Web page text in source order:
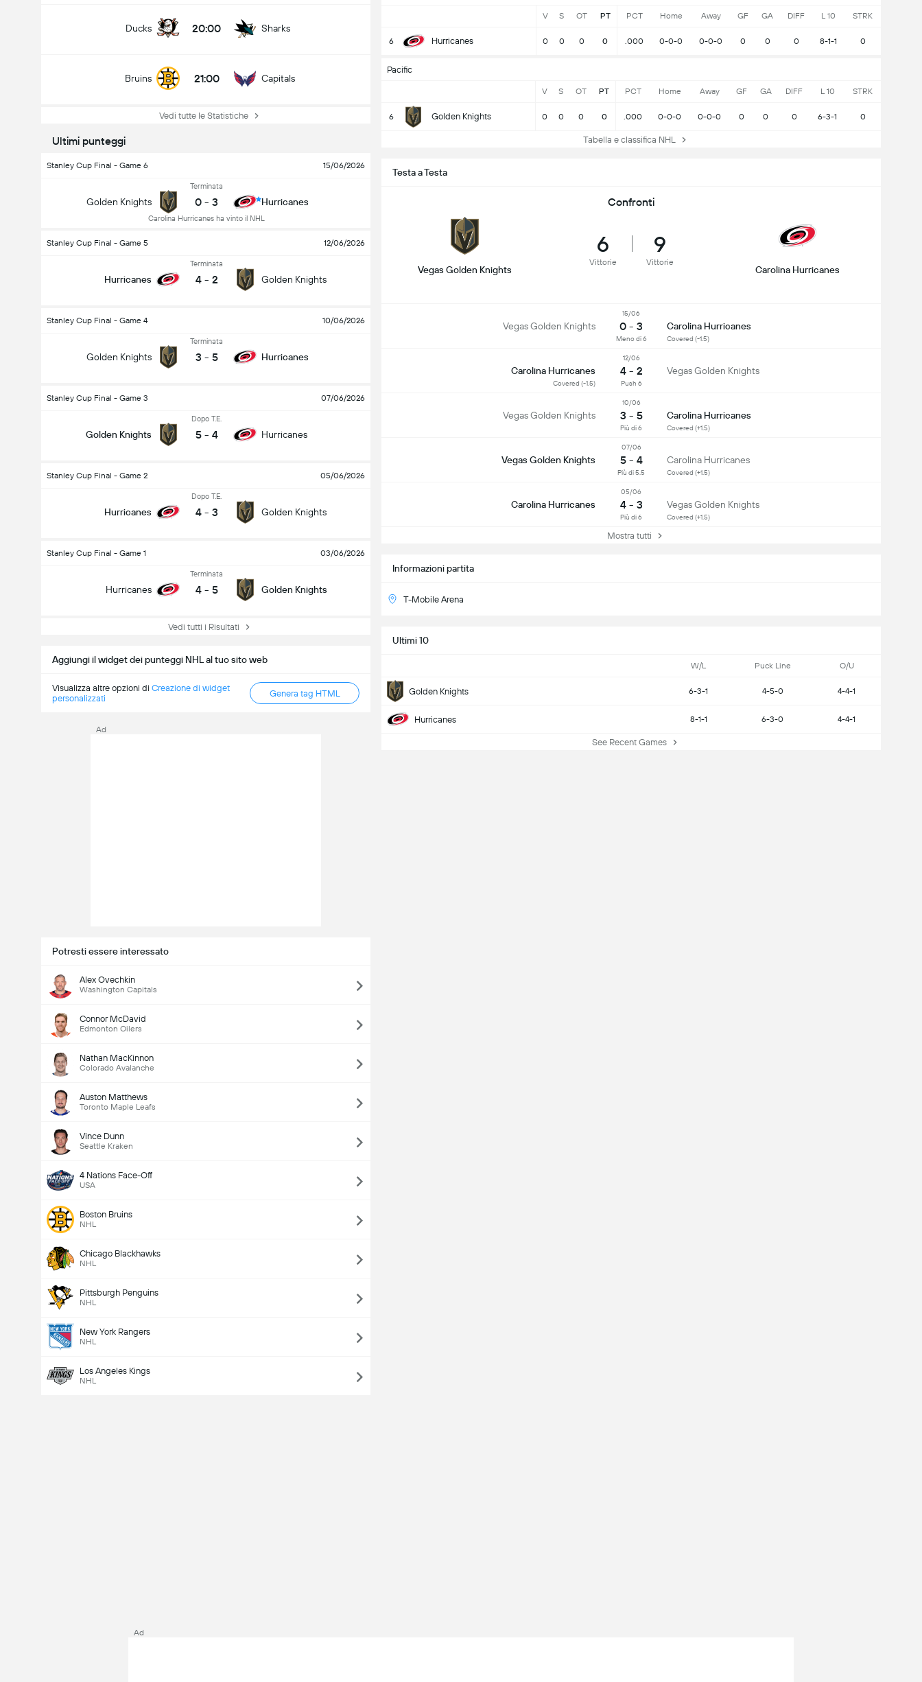
Ducks 20:00 Sharks
Bruins 21:00 Capitals
Vedi tutte le Statistiche
Ultimi punteggi
Stanley Cup Final - Game 6 15/06/2026
Golden Knights
Terminata
0 - 3
Carolina Hurricanes ha vinto il NHL
Hurricanes
Stanley Cup Final - Game 5 12/06/2026
Hurricanes
Terminata
4 - 2 Golden Knights
Stanley Cup Final - Game 4 10/06/2026
Golden Knights
Terminata
3 - 5 Hurricanes
Stanley Cup Final - Game 3 07/06/2026
Golden Knights
Dopo T.E.
5 - 4 Hurricanes
Stanley Cup Final - Game 2 05/06/2026
Hurricanes
Dopo T.E.
4 - 3 Golden Knights
Stanley Cup Final - Game 1 03/06/2026
Hurricanes
Terminata
4 - 5 Golden Knights
Vedi tutti i Risultati
Aggiungi il widget dei punteggi NHL al tuo sito web
Visualizza altre opzioni di Creazione di widget
personalizzati
Genera tag HTML
Ad
Potresti essere interessato
Alex Ovechkin
Washington Capitals
Connor McDavid
Edmonton Oilers
Nathan MacKinnon
Colorado Avalanche
Auston Matthews
Toronto Maple Leafs
Vince Dunn
Seattle Kraken
4 Nations Face-Off
USA
Boston Bruins
NHL
Chicago Blackhawks
NHL
Pittsburgh Penguins
NHL
New York Rangers
NHL
Los Angeles Kings
NHL
V S OT PT PCT Home Away GF GA DIFF L 10 STRK
6 Hurricanes 0 0 0 0 .000 0-0-0 0-0-0 0 0 0 8-1-1 0
Pacific
V S OT PT PCT Home Away GF GA DIFF L 10 STRK
6 Golden Knights 0 0 0 0 .000 0-0-0 0-0-0 0 0 0 6-3-1 0
Tabella e classifica NHL
Informazioni partita
T-Mobile Arena
Ultimi 10
W/L Puck Line O/U
Golden Knights 6-3-1 4-5-0 4-4-1
Hurricanes 8-1-1 6-3-0 4-4-1
See Recent Games
Testa a Testa
Confronti
Vegas Golden Knights
6
Vittorie
9
Vittorie
Carolina Hurricanes
Vegas Golden Knights
15/06
0 - 3 Carolina Hurricanes
Covered (-1.5)
Meno di 6
Carolina Hurricanes
Covered (-1.5)
12/06
4 - 2 Vegas Golden Knights
Push 6
Vegas Golden Knights
10/06
3 - 5 Carolina Hurricanes
Covered (+1.5)
Più di 6
Vegas Golden Knights
07/06
5 - 4 Carolina Hurricanes
Covered (+1.5)
Più di 5.5
Carolina Hurricanes
05/06
4 - 3 Vegas Golden Knights
Covered (+1.5)
Più di 6
Mostra tutti
Ad
Scarica il widget facendo clic su 'Genera tag.' Copia il tag HTML e inseriscilo
nel codice del tuo sito web per incorporare il widget.